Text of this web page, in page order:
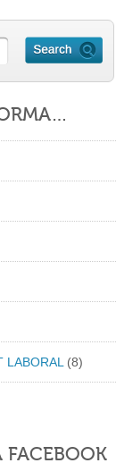
LABORAL (8)
FACEBOOK